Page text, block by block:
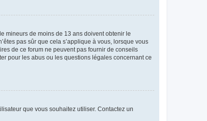
mineurs de moins de 13 ans doivent obtenir le
pas sûr que cela s’applique à vous, lorsque vous
de ce forum ne peuvent pas fournir de conseils
pour les abus ou les questions légales concernant ce
que vous souhaitez utiliser. Contactez un